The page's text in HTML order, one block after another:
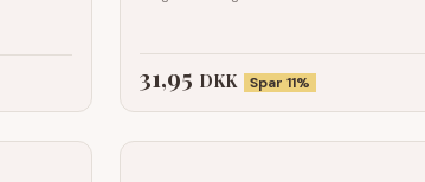
31,95 DKK Spar 11%